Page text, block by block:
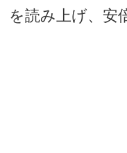
を読み上げ、安